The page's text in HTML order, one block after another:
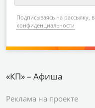
Подписываясь на рассылку,
конфиденциальности
«КП» – Афиша
Реклама на проекте